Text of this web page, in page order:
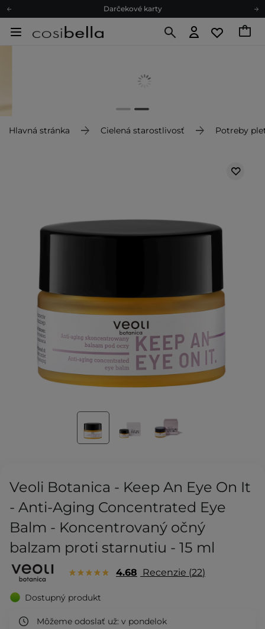
Darčekové karty
Ekologické balenie
Darčekové karty
Hlavná stránka Cielená starostlivosť Potreby
Veoli Botanica - Keep An Eye On It
- Anti-Aging Concentrated Eye
Balm - Koncentrovaný očný
balzam proti starnutiu - 15 ml
4.68 Recenzie 22
Dostupný produkt
Môžeme odoslať už: v pondelok